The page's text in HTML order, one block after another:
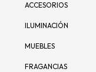
ACCESORIOS
ILUMINACIÓN
MUEBLES
FRAGANCIAS